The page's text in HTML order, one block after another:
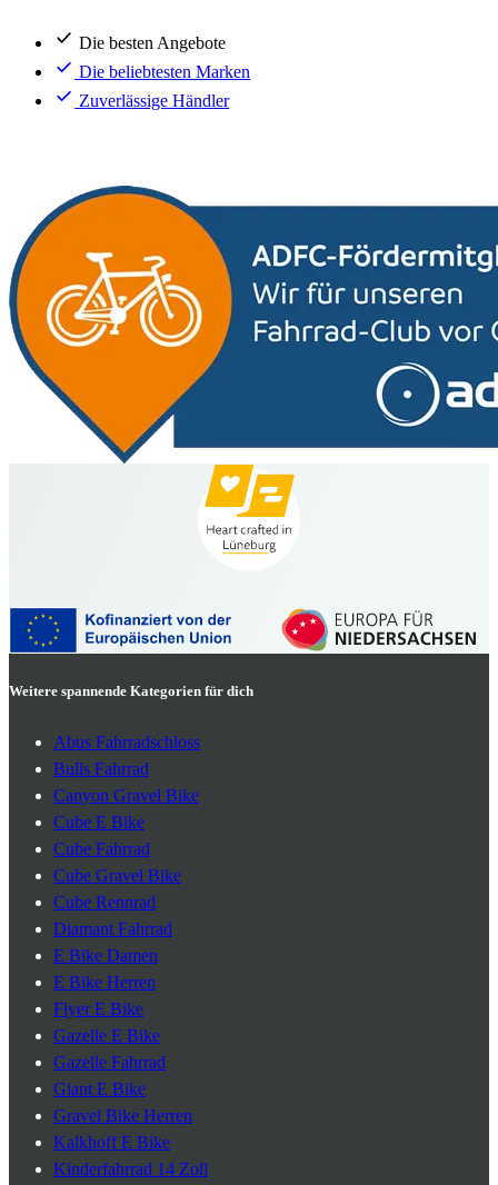
Die besten Angebote
Die beliebtesten Marken
Zuverlässige Händler
Weitere spannende Kategorien für dich
Abus Fahrradschloss
Bulls Fahrrad
Canyon Gravel Bike
Cube E Bike
Cube Fahrrad
Cube Gravel Bike
Cube Rennrad
Diamant Fahrrad
E Bike Damen
E Bike Herren
Flyer E Bike
Gazelle E Bike
Gazelle Fahrrad
Giant E Bike
Gravel Bike Herren
Kalkhoff E Bike
Kinderfahrrad 14 Zoll